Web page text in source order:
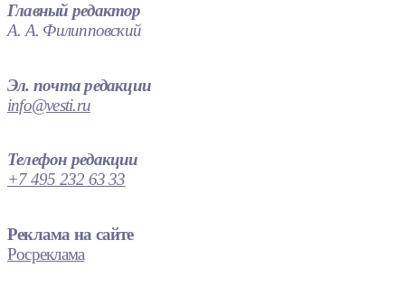
Главный редактор
А. А. Филипповский
Эл. почта редакции
info@vesti.ru
Телефон редакции
+7 495 232 63 33
Реклама на сайте
Росреклама